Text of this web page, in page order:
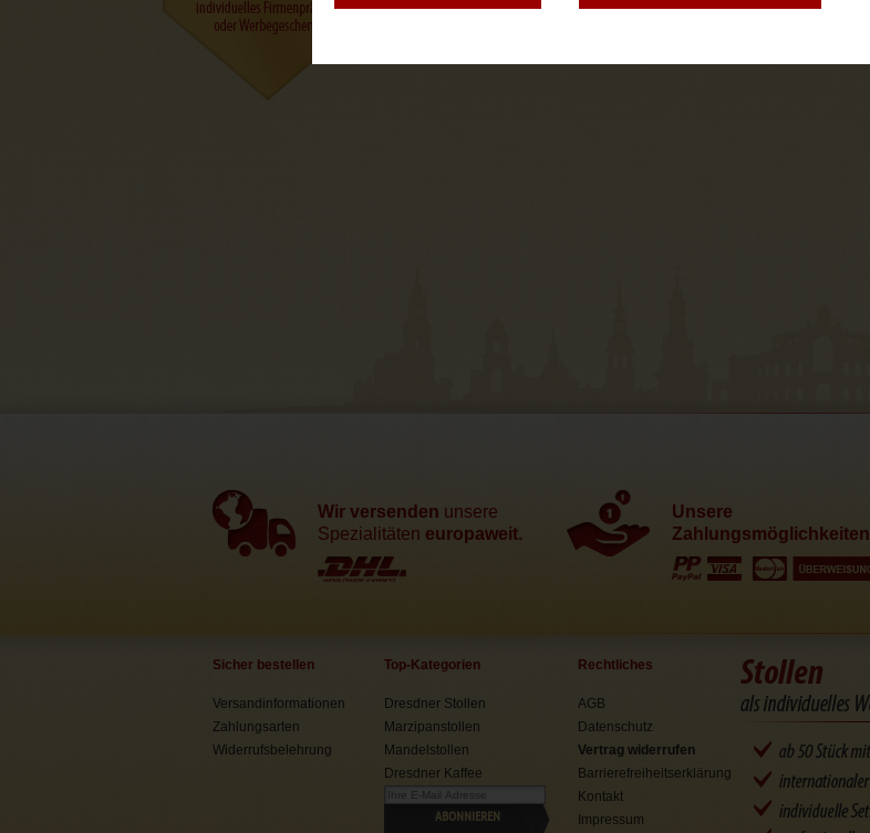
Wir versenden unsere
Spezialitäten europaweit.
Unsere
Zahlungsmöglichkeiten
Sicher bestellen
Versandinformationen
Zahlungsarten
Widerrufsbelehrung
Top-Kategorien
Dresdner Stollen
Marzipanstollen
Mandelstollen
Dresdner Kaffee
ABONNIEREN
Rechtliches
AGB
Datenschutz
Vertrag widerrufen
Barrierefreiheitserklärung
Kontakt
Impressum